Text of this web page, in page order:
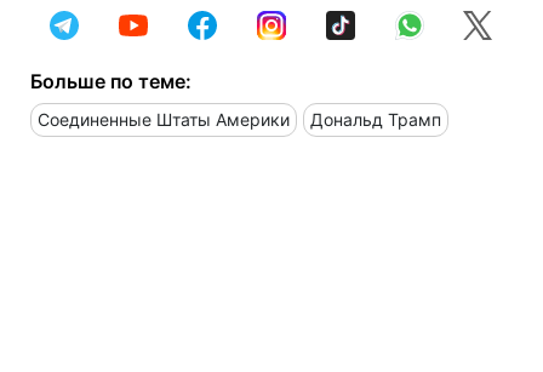
Больше по теме:
Соединенные Штаты Америки Дональд Трамп